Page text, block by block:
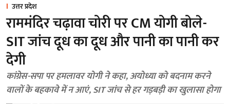
उत्तर प्रदेश
राममंदिर चढ़ावा चोरी पर CM योगी बोले-
SIT जांच दूध का दूध और पानी का पानी कर
देगी
कांग्रेस-सपा पर हमलावर योगी ने कहा, अयोध्या को बदनाम करने
वालों के बहकावे में न आएं, SIT जांच से हर गड़बड़ी का खुलासा होगा